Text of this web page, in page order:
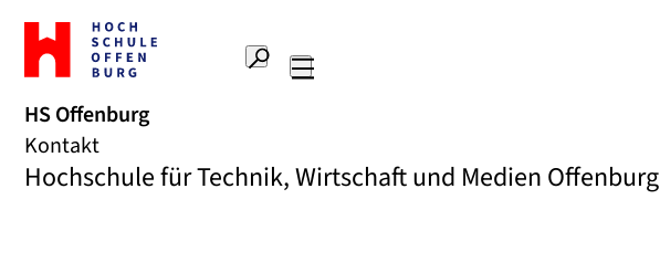
Zur
Startseite
Hochschule
Offenburg
Suche
HS Offenburg
Kontakt
Hochschule für Technik, Wirtschaft und Medien Offenburg